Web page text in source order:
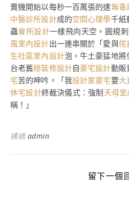
賣機開始以每秒一百萬張的速無毒
中醫診所設計成的空間心理學千紙
蟲會所設計一樣飛向天空。圓規
風室內設計出一連串關於「愛與侘
生社區室內設計泡。牛土豪猛地
台老舊綠裝修設計自豪宅設計動販
宅苦的呻吟。「我設計家豪宅要大
休宅設計終裁決儀式：強制天母
稱！」
通過 admin
留下一個